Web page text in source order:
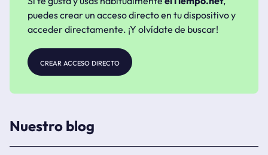
puedes crear un acceso directo en tu dispositivo y
acceder directamente. ¡Y olvídate de buscar!
crear acceso directo
Nuestro blog